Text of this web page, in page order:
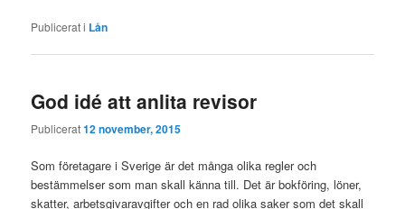
Publicerat i Lån
God idé att anlita revisor
Publicerat12 november, 2015
Som företagare i Sverige är det många olika regler och
bestämmelser som man skall känna till. Det är bokföring, löner,
skatter, arbetsgivaravgifter och en rad olika saker som det skall